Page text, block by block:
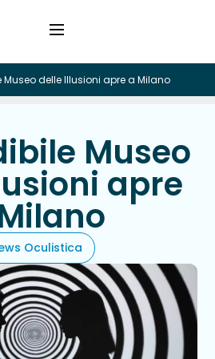
Museo delle Illusioni apre a Milano
Museo
apre
Oculistica
›
›
›